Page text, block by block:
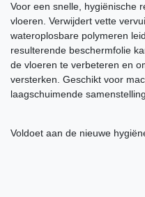
Voor een snelle, hygiënische
vloeren. Verwijdert vette
wateroplosbare polymeren
resulterende beschermfolie
de vloeren te verbeteren en
versterken. Geschikt voor
laagschuimende samenstelling.
Voldoet aan de nieuwe